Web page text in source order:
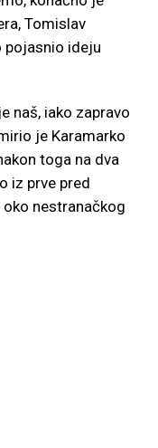
Tomislav
pojasnio ideju
naš, iako zapravo
je Karamarko
toga na dva
iz prve pred
nestranačkog